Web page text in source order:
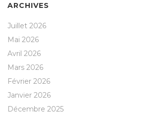
ARCHIVES
Juillet 2026
Mai 2026
Avril 2026
Mars 2026
Février 2026
Janvier 2026
Décembre 2025